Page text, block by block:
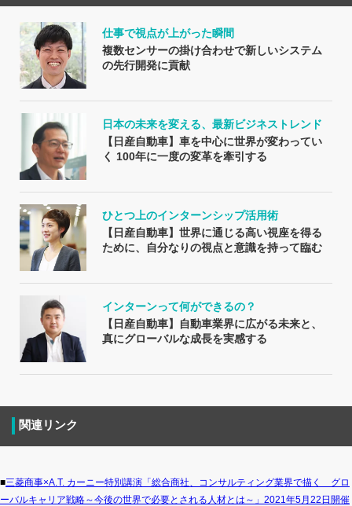
仕事で視点が上がった瞬間
複数センサーの掛け合わせで新しいシステム
の先行開発に貢献
日本の未来を変える、最新ビジネストレンド
【日産自動車】車を中心に世界が変わってい
く 100年に一度の変革を牽引する
ひとつ上のインターンシップ活用術
【日産自動車】世界に通じる高い視座を得る
ために、自分なりの視点と意識を持って臨む
インターンって何ができるの？
【日産自動車】自動車業界に広がる未来と、
真にグローバルな成長を実感する
関連リンク
■三菱商事×A.T. カーニー特別講演「総合商社、コンサルティング業界で描く グロ
ーバルキャリア戦略～今後の世界で必要とされる人材とは～」2021年5月22日開催